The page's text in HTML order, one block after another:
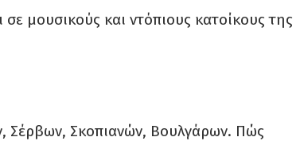
μουσικούς και ντόπιους κατοίκους της
Σέρβων, Σκοπιανών, Βουλγάρων. Πώς